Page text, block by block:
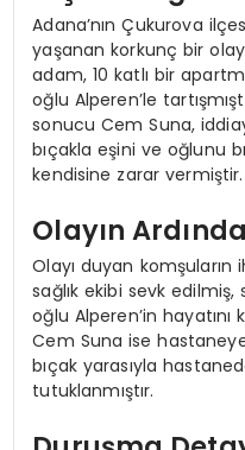
Adana’nın Çukurova
yaşanan korkunç bir
adam, 10 katlı bir
oğlu Alperen’le
sonucu Cem Suna,
bıçakla eşini ve oğlunu
kendisine zarar vermiştir.
Olayın
Olayı duyan komşuların
sağlık ekibi sevk edilmiş,
oğlu Alperen’in
Cem Suna ise hastaneye
bıçak yarasıyla
tutuklanmıştır.